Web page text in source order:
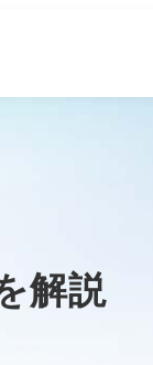
解説